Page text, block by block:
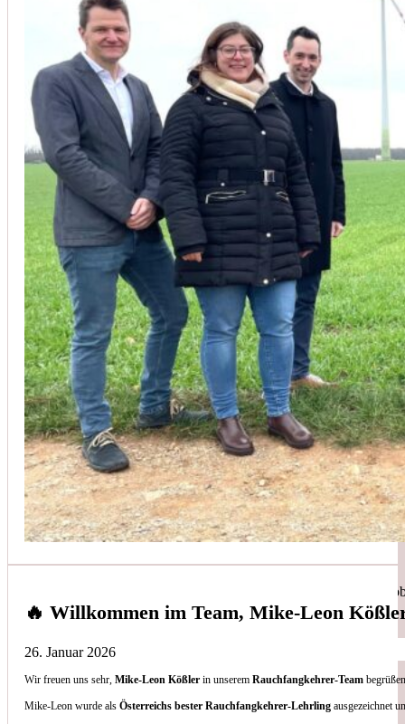
🔥 Willkommen im Team, Mike-Leon
26. Januar 2026
Wir freuen uns sehr,Mike-Leon Kößler in unseremRauchfangkehrer-Team
Mike-Leon wurde alsÖsterreichs bester Rauchfangkehrer-Lehrling ausgezeichnet
Unsere Kunden vertrauen auf unsere langjährige Erfahrung und
Christoph Windisch
aus unseren Google-Bewertungen
Vom Anbot bis zur Fertigstellung alles rasch und
(Umbau) wurde besprochen und problemlos gelöst.
Johanna Koe
aus unseren Google-Bewertungen
Sehr freundlich! Hat alles super geklappt!
Simon Bilek
Anruf, 3 Stunden später war jemand Vorort, Problem
Thomas Gornix